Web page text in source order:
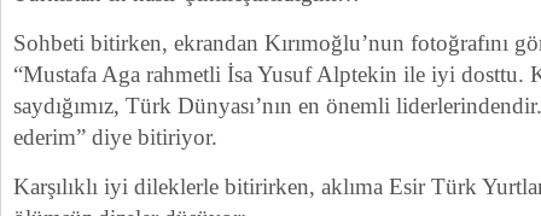
Sohbeti bitirken, ekrandan Kırımoğlu’nun fotoğrafını
“Mustafa Aga rahmetli İsa Yusuf Alptekin ile iyi dosttu.
saydığımız, Türk Dünyası’nın en önemli
ederim” diye bitiriyor.
Karşılıklı iyi dileklerle bitirirken, aklıma Esir Türk